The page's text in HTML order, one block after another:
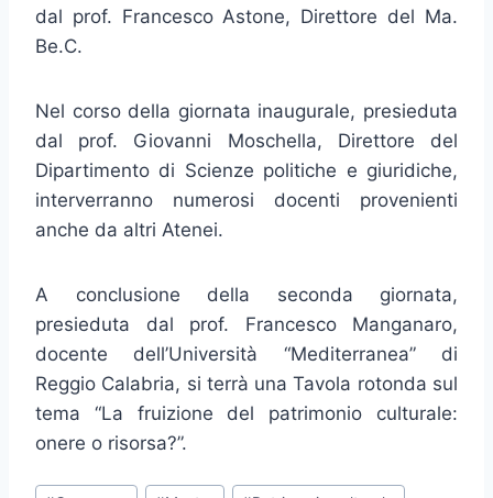
dal prof. Francesco Astone, Direttore del Ma.
Be.C.
Nel corso della giornata inaugurale, presieduta
dal prof. Giovanni Moschella, Direttore del
Dipartimento di Scienze politiche e giuridiche,
interverranno numerosi docenti provenienti
anche da altri Atenei.
A conclusione della seconda giornata,
presieduta dal prof. Francesco Manganaro,
docente dell’Università “Mediterranea” di
Reggio Calabria, si terrà una Tavola rotonda sul
tema “La fruizione del patrimonio culturale:
onere o risorsa?”.
Tag